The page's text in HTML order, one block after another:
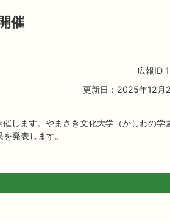
催
広報ID
更新日：2025年12月
します。やまさき文化大学（かしわの学
発表します。